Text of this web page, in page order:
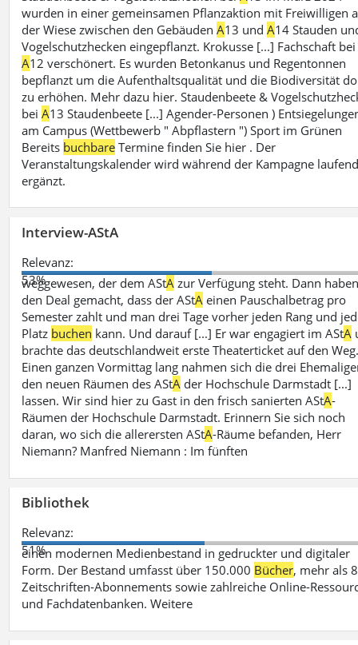
wurden in einer gemeinsamen Pflanzaktion mit Freiwilligen
der Wiese zwischen den GebäudenA13 undA14 Stauden
Vogelschutzhecken eingepflanzt. Krokusse [...] Fachschaft bei
A12 verschönert. Es wurden Betonkanus und Regentonnen
bepflanzt um die Aufenthaltsqualität und die Biodiversität
zu erhöhen. Mehr dazu hier. Staudenbeete &
beiA13 Staudenbeete [...] Agender-Personen )
am Campus (Wettbewerb " Abpflastern ") Sport im Grünen
Bereits buchbare Termine finden Sie hier . Der
Veranstaltungskalender wird während der Kampagne
ergänzt.
Interview-AStA
Relevanz:
53%
weggewesen, der dem AStA zur Verfügung steht. Dann
den Deal gemacht, dass der AStA einen Pauschalbetrag pro
Semester zahlt und man drei Tage vorher jeden Rang und
Platz buchen kann. Und darauf [...] Er war engagiert im AStA
brachte das deutschlandweit erste Theaterticket auf den
Einen ganzen Vormittag lang nahmen sich die drei
den neuen Räumen des AStA der Hochschule Darmstadt [...]
lassen. Wir sind hier zu Gast in den frisch sanierten AStA-
Räumen der Hochschule Darmstadt. Erinnern Sie sich noch
daran, wo sich die allerersten AStA-Räume befanden, Herr
Niemann? Manfred Niemann : Im fünften
Bibliothek
Relevanz:
51%
einen modernen Medienbestand in gedruckter und digitaler
Form. Der Bestand umfasst über 150.000 Bücher, mehr als
Zeitschriften-Abonnements sowie zahlreiche Online-
und Fachdatenbanken. Weitere